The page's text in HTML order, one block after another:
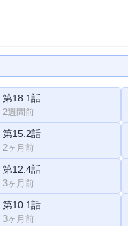
第18.1話
2週間前
第15.2話
2ヶ月前
第12.4話
3ヶ月前
第10.1話
3ヶ月前